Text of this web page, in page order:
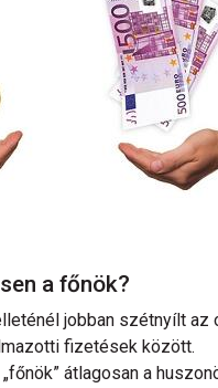
a főnök?
jobban szétnyílt az
fizetések között.
átlagosan a